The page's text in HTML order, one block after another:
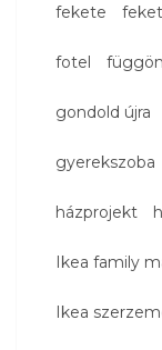
fekete
fotel
gondold újra
gyerekszoba
házprojekt
Ikea family
Ikea